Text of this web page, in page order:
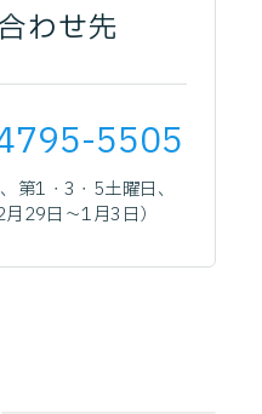
わせ先
5505
第1・3・5土曜日、
29日～1月3日）